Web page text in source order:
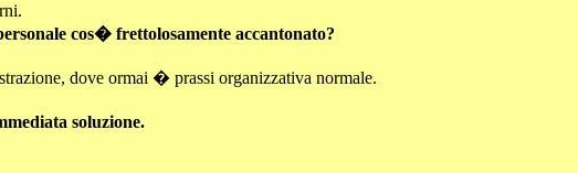
cos� frettolosamente accantonato?
dove ormai � prassi organizzativa normale.
soluzione.